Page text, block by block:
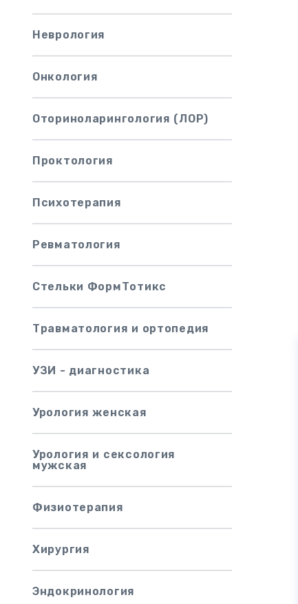
Неврология
Онкология
Оториноларингология (ЛОР)
Проктология
Психотерапия
Ревматология
Стельки ФормТотикс
Травматология и ортопедия
УЗИ - диагностика
Урология женская
Урология и сексология
мужская
Физиoтepaпия
Хирургия
Эндокринология